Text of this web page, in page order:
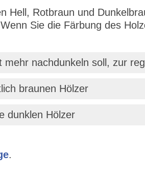
Hell, Rotbraun und
Sie die Färbung des
mehr nachdunkeln soll, zur
braunen Hölzer
dunklen Hölzer
.